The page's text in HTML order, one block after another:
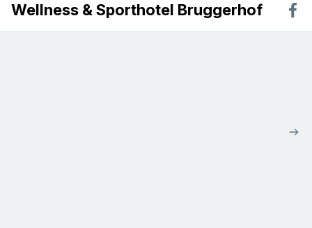
Wellness & Sporthotel Bruggerhof